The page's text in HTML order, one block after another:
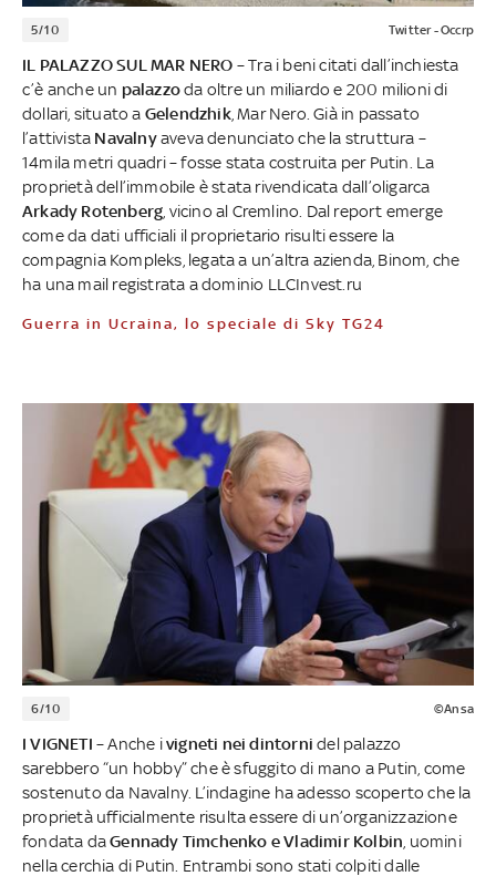
5/10 Twitter - Occrp
IL PALAZZO SUL MAR NERO – Tra i beni citati dall’inchiesta
c’è anche un palazzoda oltre un miliardo e 200 milioni di
dollari, situato a Gelendzhik, Mar Nero. Già in passato
l’attivista Navalnyaveva denunciato che la struttura –
14mila metri quadri – fosse stata costruita per Putin. La
proprietà dell’immobile è stata rivendicata dall’oligarca
Arkady Rotenberg , vicino al Cremlino. Dal report emerge
come da dati ufficiali il proprietario risulti essere la
compagnia Kompleks, legata a un’altra azienda, Binom, che
ha una mail registrata a dominio LLCInvest.ru
Guerra in Ucraina, lo speciale di Sky TG24
6/10 ©Ansa
I VIGNETI – Anche ivigneti nei dintorni del palazzo
sarebbero “un hobby” che è sfuggito di mano a Putin, come
sostenuto da Navalny. L’indagine ha adesso scoperto che la
proprietà ufficialmente risulta essere di un’organizzazione
fondata daGennady Timchenko e Vladimir Kolbin , uomini
nella cerchia di Putin. Entrambi sono stati colpiti dalle